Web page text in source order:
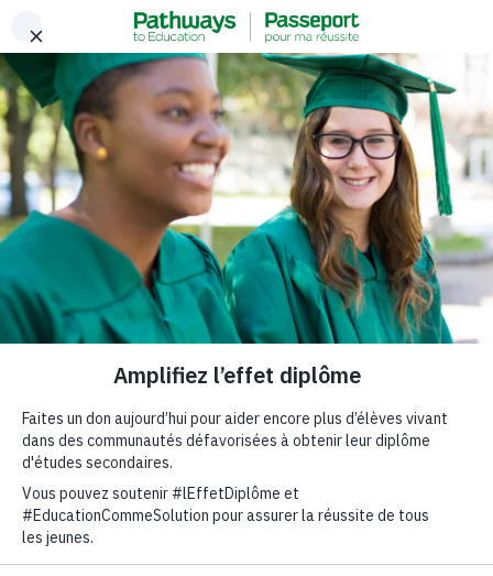
Encore Plus Qu'un Village
Découvrez notre rapportDonnez
Amplifiez l’effet
diplôme.